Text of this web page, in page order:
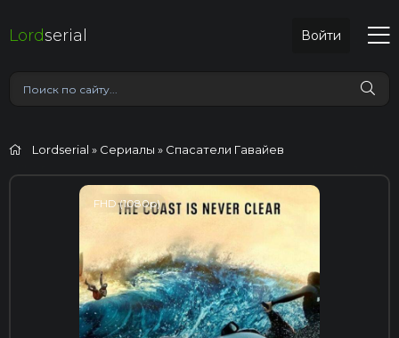
Lordserial Войти
Lordserial » Сериалы » Спасатели Гавайев
FHD (1080p)